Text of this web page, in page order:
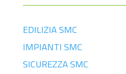
EDILIZIA SMC
IMPIANTI SMC
SICUREZZA SMC